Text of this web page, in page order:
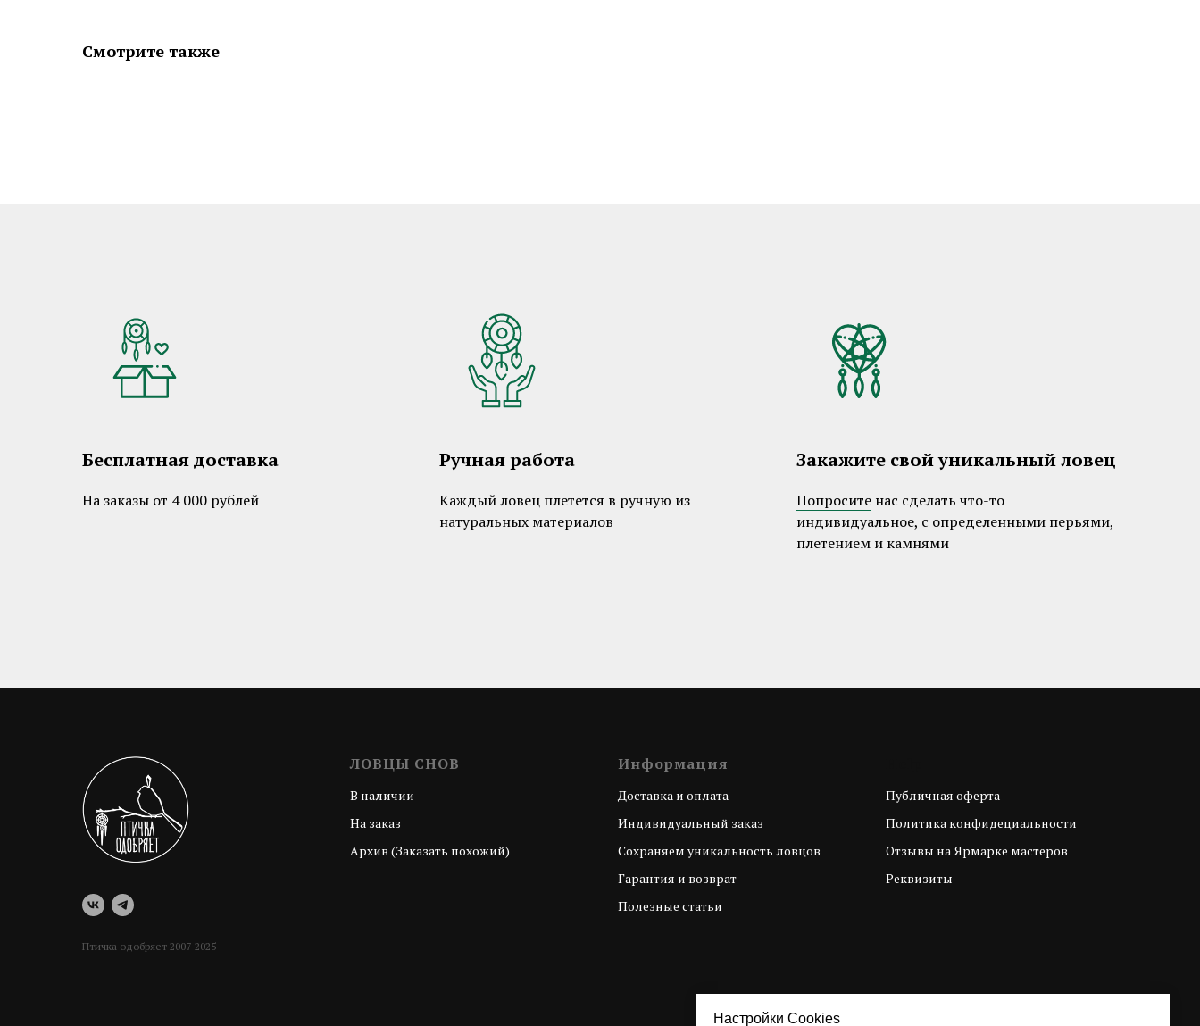
Смотрите также
Бесплатная доставка
На заказы от 4 000 рублей
Ручная работа
Каждый ловец плетется в ручную из
натуральных материалов
Закажите свой уникальный ловец
Попросите нас сделать что-то
индивидуальное, с определенными перьями,
плетением и камнями
Настройки Cookies
Птичка одобряет 2007-2025
ЛОВЦЫ СНОВ
В наличии
На заказ
Архив (Заказать похожий)
Информация
Доставка и оплата
Индивидуальный заказ
Сохраняем уникальность ловцов
Гарантия и возврат
Полезные статьи
Публичная оферта
Политика конфидециальности
Отзывы на Ярмарке мастеров
Реквизиты